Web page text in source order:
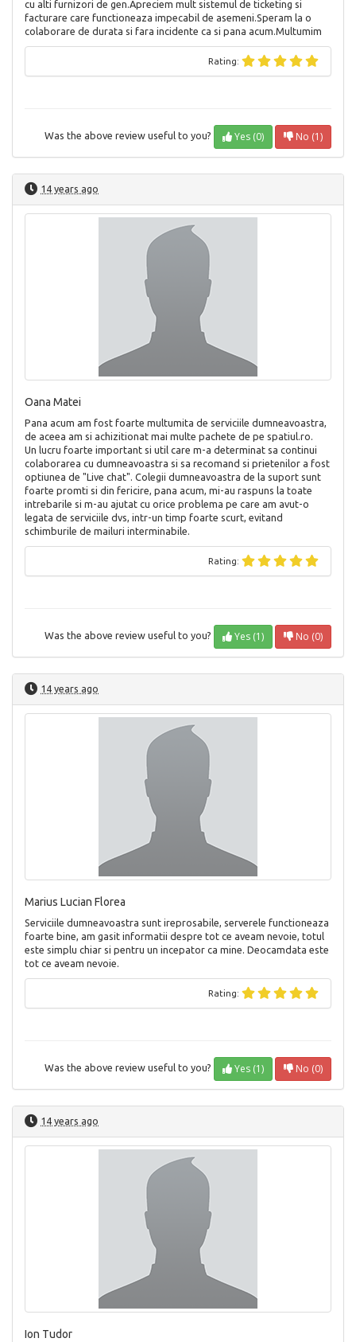
cu alti furnizori de gen.Apreciem mult sistemul de ticketing si
facturare care functioneaza impecabil de asemeni.Speram la o
colaborare de durata si fara incidente ca si pana acum.Multumim
Rating:
Was the above review useful to you? Yes (0) No (1)
14 years ago
Oana Matei
Pana acum am fost foarte multumita de serviciile dumneavoastra,
de aceea am si achizitionat mai multe pachete de pe spatiul.ro.
Un lucru foarte important si util care m-a determinat sa continui
colaborarea cu dumneavoastra si sa recomand si prietenilor a fost
optiunea de "Live chat". Colegii dumneavoastra de la suport sunt
foarte promti si din fericire, pana acum, mi-au raspuns la toate
intrebarile si m-au ajutat cu orice problema pe care am avut-o
legata de serviciile dvs, intr-un timp foarte scurt, evitand
schimburile de mailuri interminabile.
Rating:
Was the above review useful to you? Yes (1) No (0)
14 years ago
Marius Lucian Florea
Serviciile dumneavoastra sunt ireprosabile, serverele functioneaza
foarte bine, am gasit informatii despre tot ce aveam nevoie, totul
este simplu chiar si pentru un incepator ca mine. Deocamdata este
tot ce aveam nevoie.
Rating:
Was the above review useful to you? Yes (1) No (0)
14 years ago
Ion Tudor